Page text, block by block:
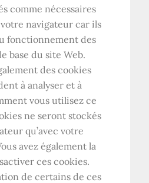
comme nécessaires
navigateur car ils
fonctionnement des
base du site Web.
des cookies
à analyser et à
vous utilisez ce
ne seront stockés
qu’avec votre
avez également la
ces cookies.
de certains de ces